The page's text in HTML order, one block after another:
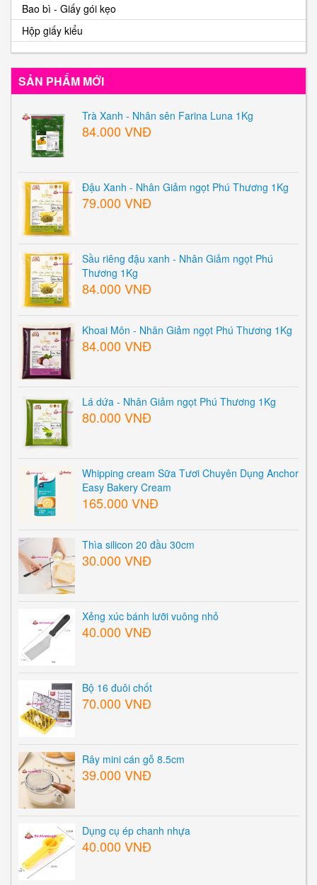
Bao bì - Giấy gói kẹo
Hộp giấy kiểu
SẢN PHẨM MỚI
Trà Xanh - Nhân sên Farina Luna 1Kg
84.000 VNĐ
Đậu Xanh - Nhân Giảm ngọt Phú Thương 1Kg
79.000 VNĐ
Sầu riêng đậu xanh - Nhân Giảm ngọt Phú
Thương 1Kg
84.000 VNĐ
Khoai Môn - Nhân Giảm ngọt Phú Thương 1Kg
84.000 VNĐ
Lá dứa - Nhân Giảm ngọt Phú Thương 1Kg
80.000 VNĐ
Whipping cream Sữa Tươi Chuyên Dụng Anchor
Easy Bakery Cream
165.000 VNĐ
Thìa silicon 20 đầu 30cm
30.000 VNĐ
Xẻng xúc bánh lưỡi vuông nhỏ
40.000 VNĐ
Bộ 16 đuôi chốt
70.000 VNĐ
Rây mini cán gỗ 8.5cm
39.000 VNĐ
Dụng cụ ép chanh nhựa
40.000 VNĐ